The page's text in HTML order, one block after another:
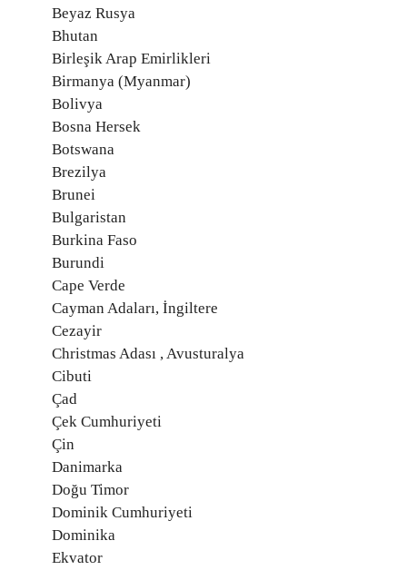
Beyaz Rusya
Bhutan
Birleşik Arap Emirlikleri
Birmanya (Myanmar)
Bolivya
Bosna Hersek
Botswana
Brezilya
Brunei
Bulgaristan
Burkina Faso
Burundi
Cape Verde
Cayman Adaları, İngiltere
Cezayir
Christmas Adası , Avusturalya
Cibuti
Çad
Çek Cumhuriyeti
Çin
Danimarka
Doğu Timor
Dominik Cumhuriyeti
Dominika
Ekvator